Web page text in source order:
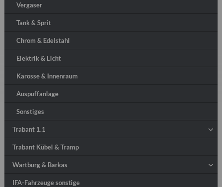
Vergaser
Tank & Sprit
Chrom & Edelstahl
Elektrik & Licht
Karosse & Innenraum
Auspuffanlage
Sonstiges
Trabant 1.1
Trabant Kübel & Tramp
Wartburg & Barkas
IFA-Fahrzeuge sonstige